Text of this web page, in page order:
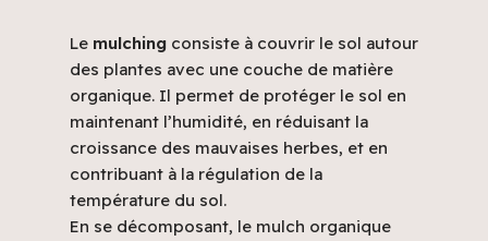
Le mulching consiste à couvrir le sol autour
des plantes avec une couche de matière
organique. Il permet de protéger le sol en
maintenant l’humidité, en réduisant la
croissance des mauvaises herbes, et en
contribuant à la régulation de la
température du sol.
En se décomposant, le mulch organique